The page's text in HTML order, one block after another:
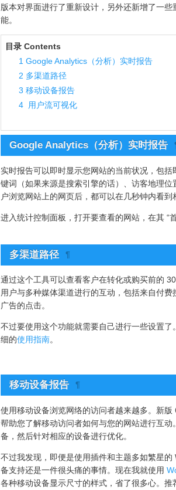
版本对界面进行了重新设计，另外还新增了一
能。
目录 Contents
1Google Analytics（分析）实时报告
2 多渠道路径
3 移动设备报告
4用户流可视化
Google Analytics（分析）实时报告
实时报告可以即时显示您网站的当前状况，包
键词（如果来源是搜索引擎的话）、访客地理
户浏览网站上的网页后，都可以在几秒钟内看到
进入统计控制面板，打开要查看的网站，在其 “
多渠道路径 ¶
通过这个工具可以查看客户在转化或购买前的
用户与多种媒体渠道进行的互动，包括来自付
广告的点击。
不过要使用这个功能就需要自己进行一些设置
细的使用指南。
移动设备报告 ¶
使用移动设备浏览网络的访问者越来越多。新
帮助您了解移动访问者如何与您的网站进行互
备，然后针对相应的设备进行优化。
不过我发现，即便是使用插件和主题多如繁星
备支持还是一件很头痛的事情。现在我就使用
各种移动设备显示尺寸的样式，省了很多心。推